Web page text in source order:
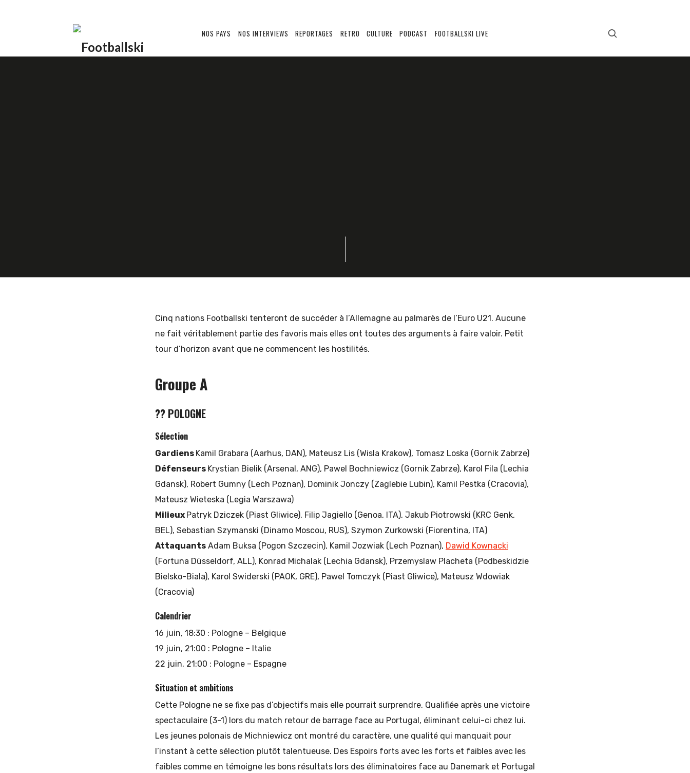
Footballski NOS PAYS NOS INTERVIEWS REPORTAGES RETRO CULTURE PODCAST FOOTBALLSKI LIVE
Cinq nations Footballski tenteront de succéder à l’Allemagne au palmarès de l’Euro U21. Aucune
ne fait véritablement partie des favoris mais elles ont toutes des arguments à faire valoir. Petit
tour d’horizon avant que ne commencent les hostilités.
Groupe A
?? POLOGNE
Sélection
Gardiens Kamil Grabara (Aarhus, DAN), Mateusz Lis (Wisla Krakow), Tomasz Loska (Gornik Zabrze)
Défenseurs Krystian Bielik (Arsenal, ANG), Pawel Bochniewicz (Gornik Zabrze), Karol Fila (Lechia
Gdansk), Robert Gumny (Lech Poznan), Dominik Jonczy (Zaglebie Lubin), Kamil Pestka (Cracovia),
Mateusz Wieteska (Legia Warszawa)
Milieux Patryk Dziczek (Piast Gliwice), Filip Jagiello (Genoa, ITA), Jakub Piotrowski (KRC Genk,
BEL), Sebastian Szymanski (Dinamo Moscou, RUS), Szymon Zurkowski (Fiorentina, ITA)
Attaquants Adam Buksa (Pogon Szczecin), Kamil Jozwiak (Lech Poznan), Dawid Kownacki
(Fortuna Düsseldorf, ALL), Konrad Michalak (Lechia Gdansk), Przemyslaw Placheta (Podbeskidzie
Bielsko-Biala), Karol Swiderski (PAOK, GRE), Pawel Tomczyk (Piast Gliwice), Mateusz Wdowiak
(Cracovia)
Calendrier
16 juin, 18:30 : Pologne – Belgique
19 juin, 21:00 : Pologne – Italie
22 juin, 21:00 : Pologne – Espagne
Situation et ambitions
Cette Pologne ne se fixe pas d’objectifs mais elle pourrait surprendre. Qualifiée après une victoire
spectaculaire (3-1) lors du match retour de barrage face au Portugal, éliminant celui-ci chez lui.
Les jeunes polonais de Michniewicz ont montré du caractère, une qualité qui manquait pour
l’instant à cette sélection plutôt talentueuse. Des Espoirs forts avec les forts et faibles avec les
faibles comme en témoigne les bons résultats lors des éliminatoires face au Danemark et Portugal